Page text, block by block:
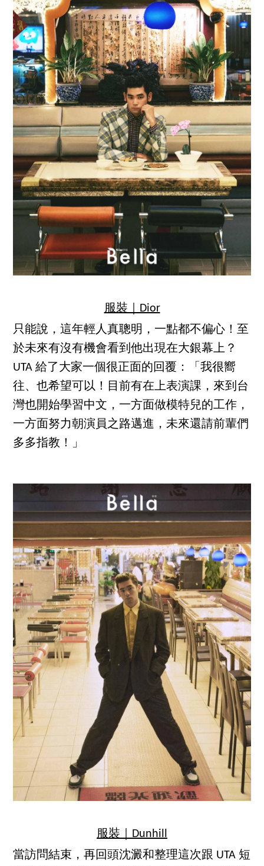
服裝｜Dior
只能說，這年輕人真聰明，一點都不偏心！至
於未來有沒有機會看到他出現在大銀幕上？
UTA 給了大家一個很正面的回覆：「我很嚮
往、也希望可以！目前有在上表演課，來到台
灣也開始學習中文，一方面做模特兒的工作，
一方面努力朝演員之路邁進，未來還請前輩們
多多指教！」
服裝｜Dunhill
當訪問結束，再回頭沈澱和整理這次跟 UTA 短